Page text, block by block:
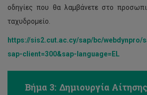
οδηγίες που θα λαμβάνετε στο
ταχυδρομείο.
https://sis2.cut.ac.cy/sap/bc/webdynpro/
sap-client=300&sap-language=EL
Βήμα 3: Δημιουργία